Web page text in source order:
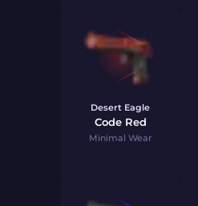
Desert Eagle
Code Red
Minimal Wear